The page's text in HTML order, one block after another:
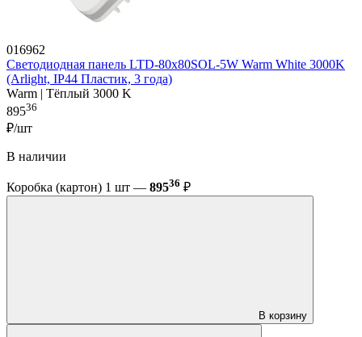
016962
Светодиодная панель LTD-80x80SOL-5W Warm White 3000K
(Arlight, IP44 Пластик, 3 года)
Warm | Тёплый 3000 K
89536
₽/шт
В наличии
Коробка (картон) 1 шт — 89536 ₽
В корзину